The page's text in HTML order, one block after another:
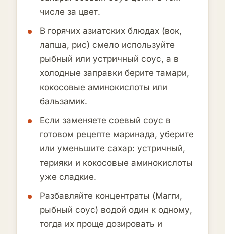
числе за цвет.
В горячих азиатских блюдах (вок,
лапша, рис) смело используйте
рыбный или устричный соус, а в
холодные заправки берите тамари,
кокосовые аминокислоты или
бальзамик.
Если заменяете соевый соус в
готовом рецепте маринада, уберите
или уменьшите сахар: устричный,
терияки и кокосовые аминокислоты
уже сладкие.
Разбавляйте концентраты (Магги,
рыбный соус) водой один к одному,
тогда их проще дозировать и